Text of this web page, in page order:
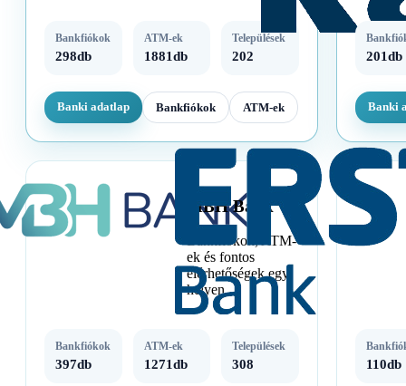
Bankfiókok
298db
ATM-ek
1881db
Települések
202
Banki adatlap Bankfiókok ATM-ek
201db
Banki
MBH Bank
Bankfiókok, ATM-
ek és fontos
elérhetőségek egy
helyen.
Bankfiókok
397db
ATM-ek
1271db
Települések
308 110db